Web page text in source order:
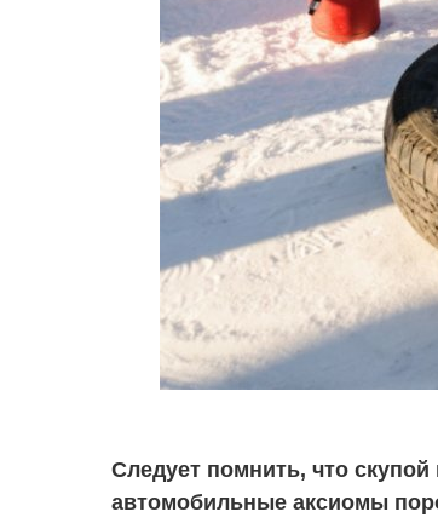
Следует помнить, что
автомобильные аксиомы